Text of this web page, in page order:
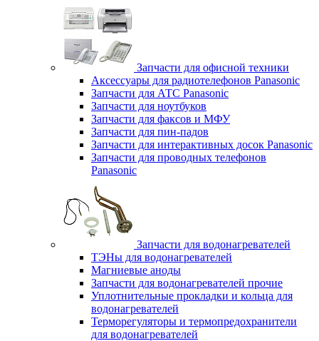
Запчасти для офисной техники
Аксессуары для радиотелефонов Panasonic
Запчасти для АТС Panasonic
Запчасти для ноутбуков
Запчасти для факсов и МФУ
Запчасти для пин-падов
Запчасти для интерактивных досок Panasonic
Запчасти для проводных телефонов
Panasonic
Запчасти для водонагревателей
ТЭНы для водонагревателей
Магниевые аноды
Запчасти для водонагревателей прочие
Уплотнительные прокладки и кольца для
водонагревателей
Терморегуляторы и термопредохранители
для водонагревателей